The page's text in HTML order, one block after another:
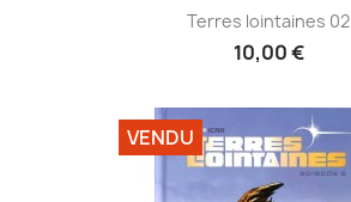
Terres lointaines 02
10,00 €
VENDU